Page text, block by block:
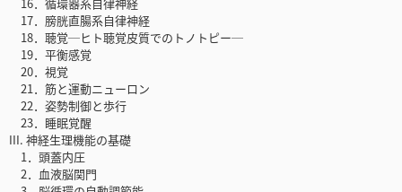
17．膀胱直腸系自律神経
18．聴覚─ヒト聴覚皮質でのトノトピー─
19．平衡感覚
20．視覚
21．筋と運動ニューロン
22．姿勢制御と歩行
23．睡眠覚醒
III. 神経生理機能の基礎
1．頭蓋内圧
2．血液脳関門